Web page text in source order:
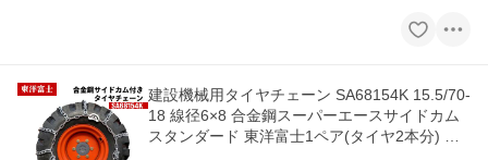
建設機械用タイヤチェーン SA68154K 15.5/70-
18 線径6×8 合金鋼スーパーエースサイドカム
スタンダード 東洋富士1ペア(タイヤ2本分) ホ